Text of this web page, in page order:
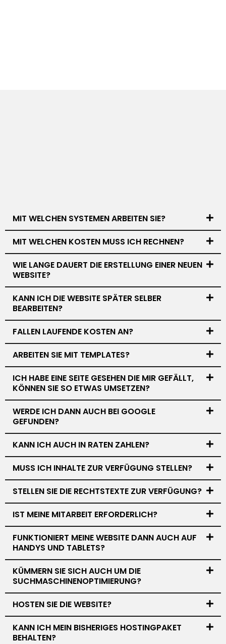
MIT WELCHEN SYSTEMEN ARBEITEN SIE?
MIT WELCHEN KOSTEN MUSS ICH RECHNEN?
WIE LANGE DAUERT DIE ERSTELLUNG EINER NEUEN
WEBSITE?
KANN ICH DIE WEBSITE SPÄTER SELBER
BEARBEITEN?
FALLEN LAUFENDE KOSTEN AN?
ARBEITEN SIE MIT TEMPLATES?
ICH HABE EINE SEITE GESEHEN DIE MIR GEFÄLLT,
KÖNNEN SIE SO ETWAS UMSETZEN?
WERDE ICH DANN AUCH BEI GOOGLE
GEFUNDEN?
KANN ICH AUCH IN RATEN ZAHLEN?
MUSS ICH INHALTE ZUR VERFÜGUNG STELLEN?
STELLEN SIE DIE RECHTSTEXTE ZUR VERFÜGUNG?
IST MEINE MITARBEIT ERFORDERLICH?
FUNKTIONIERT MEINE WEBSITE DANN AUCH AUF
HANDYS UND TABLETS?
KÜMMERN SIE SICH AUCH UM DIE
SUCHMASCHINENOPTIMIERUNG?
HOSTEN SIE DIE WEBSITE?
KANN ICH MEIN BISHERIGES HOSTINGPAKET
BEHALTEN?